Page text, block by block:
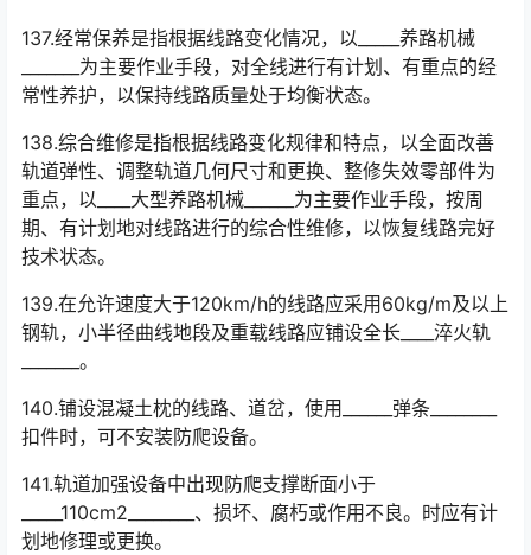
137.经常保养是指根据线路变化情况，以_____养路机械
_______为主要作业手段，对全线进行有计划、有重点的经
常性养护，以保持线路质量处于均衡状态。
138.综合维修是指根据线路变化规律和特点，以全面改善
轨道弹性、调整轨道几何尺寸和更换、整修失效零部件为
重点，以____大型养路机械______为主要作业手段，按周
期、有计划地对线路进行的综合性维修，以恢复线路完好
技术状态。󠅅󠅃󠄵󠅂󠄪󠇖󠆨󠆨󠇕󠆞󠆒󠅬󠇘󠆭󠆘󠇙󠆝󠅵󠇗󠆭󠆁󠄐󠇗󠅹󠅸󠇖󠆍󠅳󠇖󠅹󠅰󠇖󠆌󠅹
139.在允许速度大于120km/h的线路应采用60kg/m及以上
钢轨，小半径曲线地段及重载线路应铺设全长____淬火轨
_______。
140.铺设混凝土枕的线路、道岔，使用______弹条________
扣件时，可不安装防爬设备。
141.轨道加强设备中出现防爬支撑断面小于
_____110cm2________、损坏、腐朽或作用不良。时应有计
划地修理或更换。